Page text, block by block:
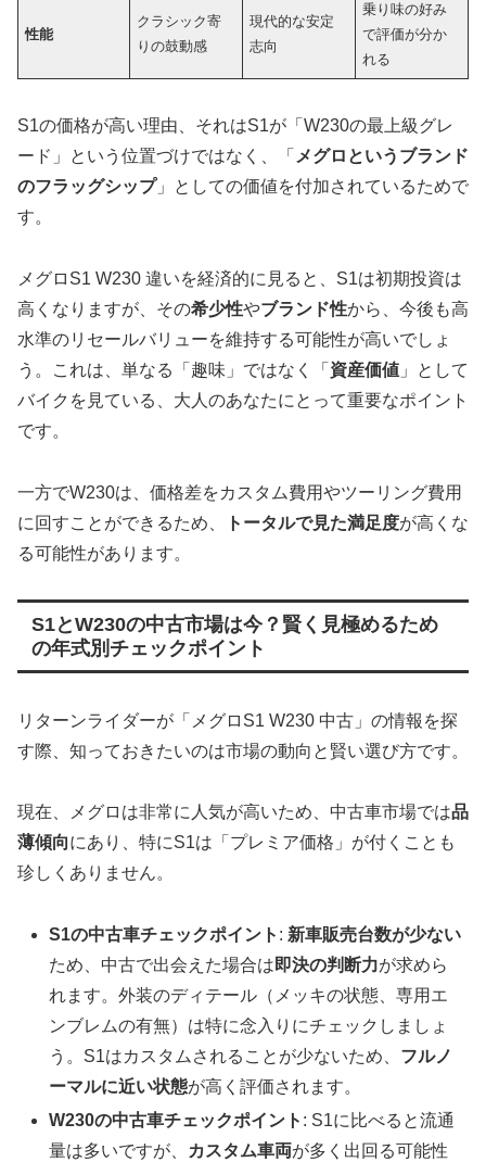
性能
クラシック寄
りの鼓動感
現代的な安定
志向
乗り味の好み
で評価が分か
れる
S1の価格が高い理由、それはS1が「W230の最上級グレ
ード」という位置づけではなく、「 メグロというブランド
のフラッグシップ」としての価値を付加されているためで
す。
メグロS1 W230 違いを経済的に見ると、S1は初期投資は
高くなりますが、その希少性やブランド性から、今後も高
水準のリセールバリューを維持する可能性が高いでしょ
う。これは、単なる「趣味」ではなく「 資産価値 」として
バイクを見ている、大人のあなたにとって重要なポイント
です。
一方でW230は、価格差をカスタム費用やツーリング費用
に回すことができるため、
トータルで見た満足度が高くな
る可能性があります。
S1とW230の中古市場は今？賢く見極めるため
の年式別チェックポイント
リターンライダーが「メグロS1 W230 中古」の情報を探
す際、知っておきたいのは市場の動向と賢い選び方です。
現在、メグロは非常に人気が高いため、中古車市場では品
薄傾向にあり、特にS1は「プレミア価格」が付くことも
珍しくありません。
S1の中古車チェックポイント : 新車販売台数が少ない
ため、中古で出会えた場合は 即決の判断力が求めら
れます。外装のディテール（メッキの状態、専用エ
ンブレムの有無）は特に念入りにチェックしましょ
う。S1はカスタムされることが少ないため、 フルノ
ーマルに近い状態が高く評価されます。
W230の中古車チェックポイント : S1に比べると流通
量は多いですが、
カスタム車両が多く出回る可能性